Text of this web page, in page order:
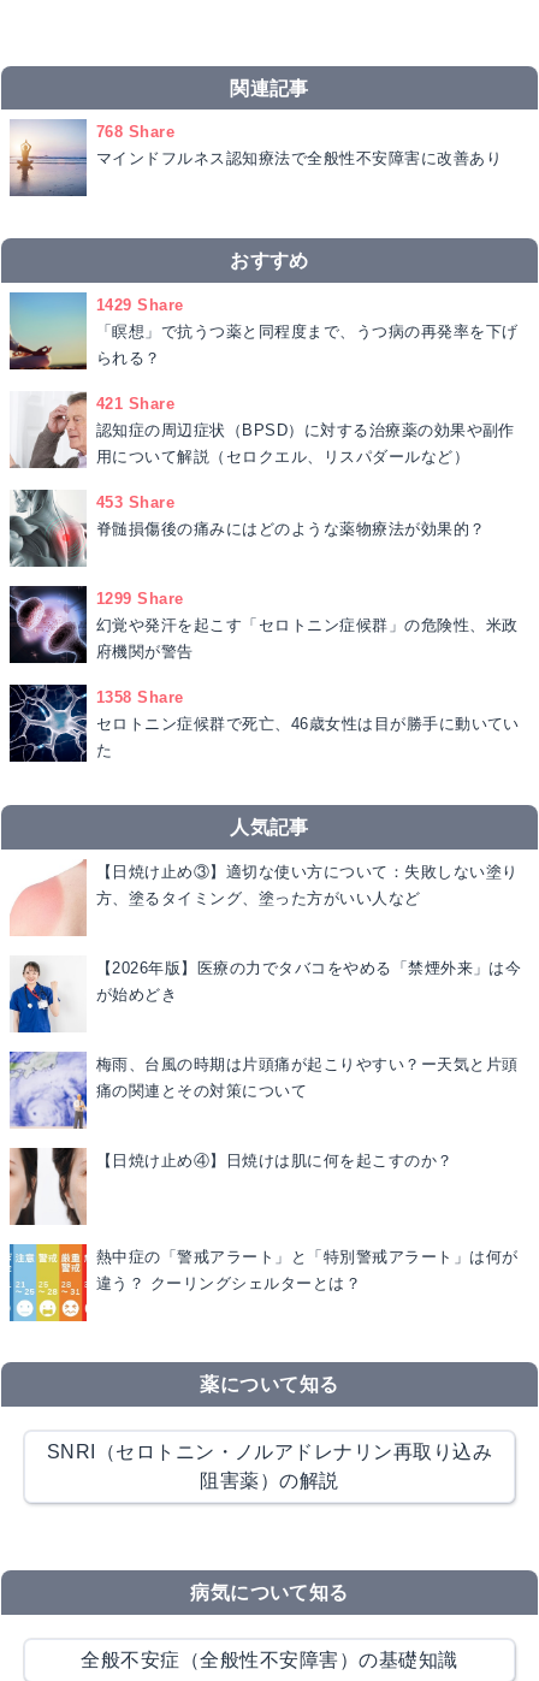
関連記事
768 Share
マインドフルネス認知療法で全般性不安障害に改善あり
おすすめ
1429 Share
「瞑想」で抗うつ薬と同程度まで、うつ病の再発率を下げ
られる？
421 Share
認知症の周辺症状（BPSD）に対する治療薬の効果や副作
用について解説（セロクエル、リスパダールなど）
453 Share
脊髄損傷後の痛みにはどのような薬物療法が効果的？
1299 Share
幻覚や発汗を起こす「セロトニン症候群」の危険性、米政
府機関が警告
1358 Share
セロトニン症候群で死亡、46歳女性は目が勝手に動いてい
た
人気記事
【日焼け止め③】適切な使い方について：失敗しない塗り
方、塗るタイミング、塗った方がいい人など
【2026年版】医療の力でタバコをやめる「禁煙外来」は今
が始めどき
梅雨、台風の時期は片頭痛が起こりやすい？ー天気と片頭
痛の関連とその対策について
【日焼け止め④】日焼けは肌に何を起こすのか？
熱中症の「警戒アラート」と「特別警戒アラート」は何が
違う？ クーリングシェルターとは？
薬について知る
SNRI（セロトニン・ノルアドレナリン再取り込み
阻害薬）の解説
病気について知る
全般不安症（全般性不安障害）の基礎知識